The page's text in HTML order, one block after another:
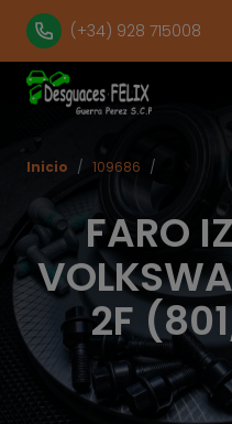
(+34) 928 715008
FARO
2F
Inicio / 109686 /